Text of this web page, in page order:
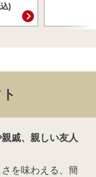
)
戚、親しい友人
を味わえる、簡